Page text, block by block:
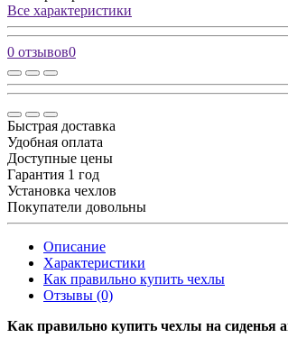
Все характеристики
0 отзывов0
Быстрая доставка
Удобная оплата
Доступные цены
Гарантия 1 год
Установка чехлов
Покупатели довольны
Описание
Характеристики
Как правильно купить чехлы
Отзывы (0)
Как правильно купить чехлы на сиденья